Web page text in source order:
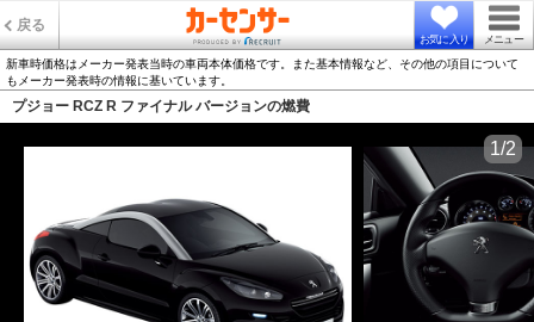
戻る
お気に入り メニュー
新車時価格はメーカー発表当時の車両本体価格です。また基本情報など、その他の項目について
もメーカー発表時の情報に基いています。
プジョー RCZ R ファイナル バージョンの燃費
1/2